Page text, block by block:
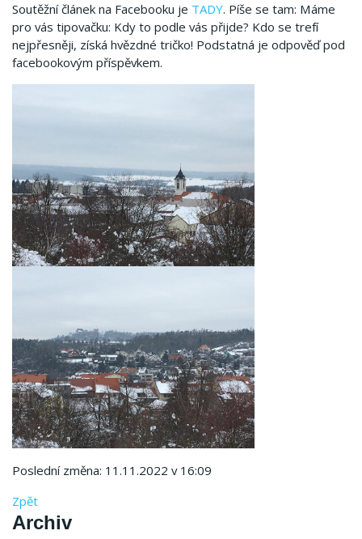
Soutěžní článek na Facebooku je TADY. Píše se tam: Máme
pro vás tipovačku: Kdy to podle vás přijde? Kdo se trefí
nejpřesněji, získá hvězdné tričko! Podstatná je odpověď pod
facebookovým příspěvkem.
Poslední změna: 11.11.2022 v 16:09
Zpět
Archiv